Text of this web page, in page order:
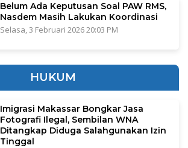
Belum Ada Keputusan Soal PAW RMS,
Nasdem Masih Lakukan Koordinasi
Selasa, 3 Februari 2026 20:03 PM
HUKUM
Imigrasi Makassar Bongkar Jasa
Fotografi Ilegal, Sembilan WNA
Ditangkap Diduga Salahgunakan Izin
Tinggal